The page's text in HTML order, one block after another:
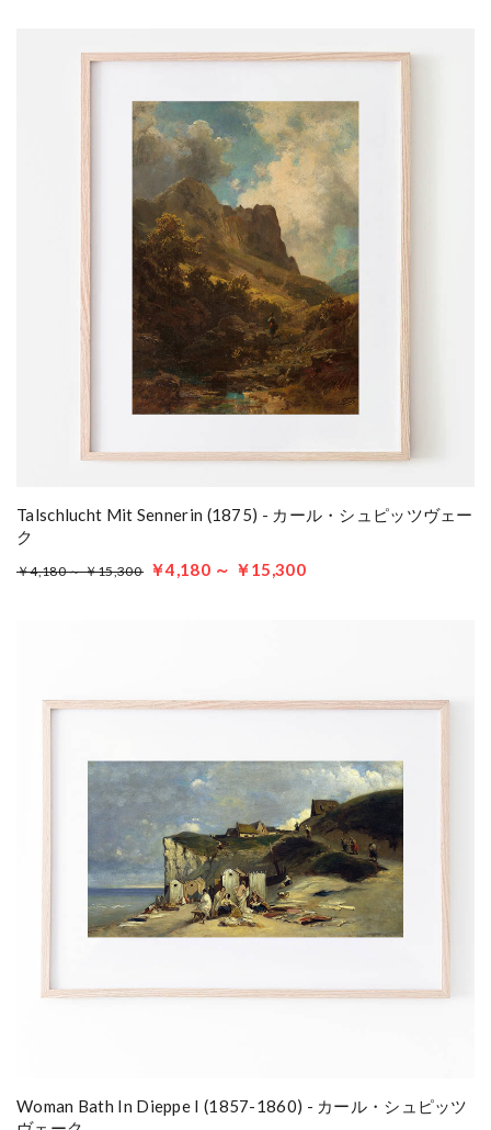
Talschlucht Mit Sennerin (1875) - カール・シュピッツヴェー
ク
￥4,180 ～ ￥15,300 ￥4,180 ～ ￥15,300
Woman Bath In Dieppe I (1857-1860) - カール・シュピッツ